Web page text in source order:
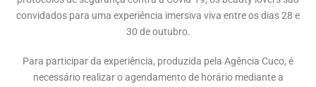
convidados para uma experiência imersiva viva entre os dias 28 e
30 de outubro.
Para participar da experiência, produzida pela Agência Cuco, é
necessário realizar o agendamento de horário mediante a